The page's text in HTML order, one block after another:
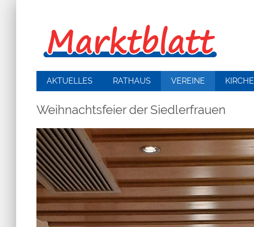
AKTUELLES RATHAUS VEREINE KIRCHE
Weihnachtsfeier der Siedlerfrauen